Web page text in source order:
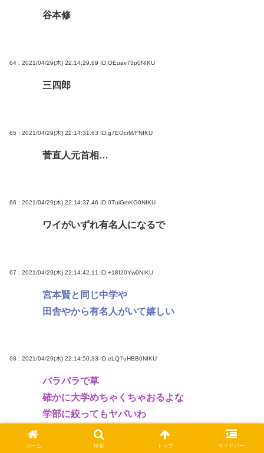
谷本修
64 : 2021/04/29(木) 22:14:29.69 ID:OEuav73p0NIKU
三四郎
65 : 2021/04/29(木) 22:14:31.63 ID:g7EOcrM/FNIKU
菅直人元首相…
66 : 2021/04/29(木) 22:14:37.46 ID:0TuiGmKG0NIKU
ワイがいずれ有名人になるで
67 : 2021/04/29(木) 22:14:42.11 ID:+18f20Yw0NIKU
宮本賢と同じ中学や
田舎やから有名人がいて嬉しい
68 : 2021/04/29(木) 22:14:50.33 ID:eLQ7uHBB0NIKU
バラバラで草
確かに大学めちゃくちゃおるよな
学部に絞ってもヤバいわ
ホーム 検索 トップ サイドバー